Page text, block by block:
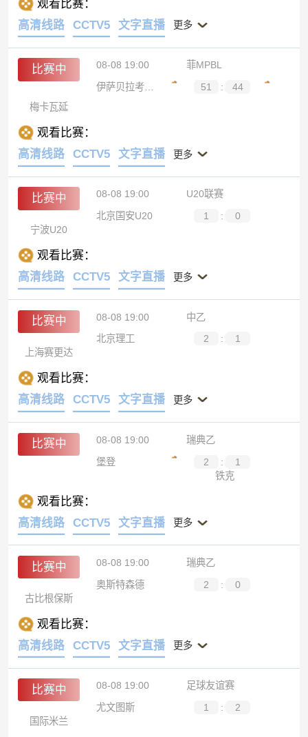
观看比赛：
高清线路
CCTV5 文字直播 更多
比赛中 08-08 19:00
菲MPBL
伊萨贝拉考博伊斯
51 :
44
梅卡瓦延
观看比赛：
高清线路
CCTV5 文字直播 更多
比赛中 08-08 19:00
U20联赛
北京国安U20
1 : 0
宁波U20
观看比赛：
08-08 19:00
中乙
上海赛更达
观看比赛：
08-08 19:00
瑞典乙
:
观看比赛：
08-08 19:00
瑞典乙
古比根保斯
观看比赛：
08-08 19:00
足球友谊赛